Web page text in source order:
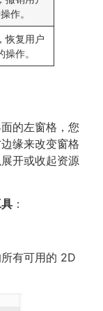
作。
恢复用户
作。
的左窗格，您
缘来改变窗格
开或收起资源
：
有可用的 2D